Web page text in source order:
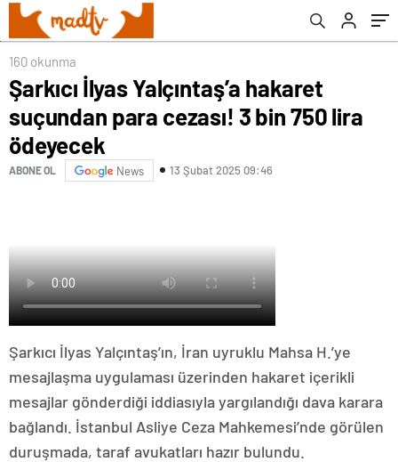
160 okunma
Şarkıcı İlyas Yalçıntaş’a hakaret
suçundan para cezası! 3 bin 750 lira
ödeyecek
ABONE OL News 13 Şubat 2025 09:46
Şarkıcı İlyas Yalçıntaş’ın, İran uyruklu Mahsa H.’ye
mesajlaşma uygulaması üzerinden hakaret içerikli
mesajlar gönderdiği iddiasıyla yargılandığı dava karara
bağlandı. İstanbul Asliye Ceza Mahkemesi’nde görülen
duruşmada, taraf avukatları hazır bulundu.